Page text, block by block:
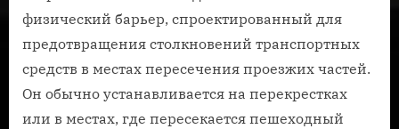
такое
для
физический барьер, спроектированный для
предотвращения столкновений транспортных
средств в местах пересечения проезжих частей.
Он обычно устанавливается на перекрестках
или в местах, где пересекается пешеходный